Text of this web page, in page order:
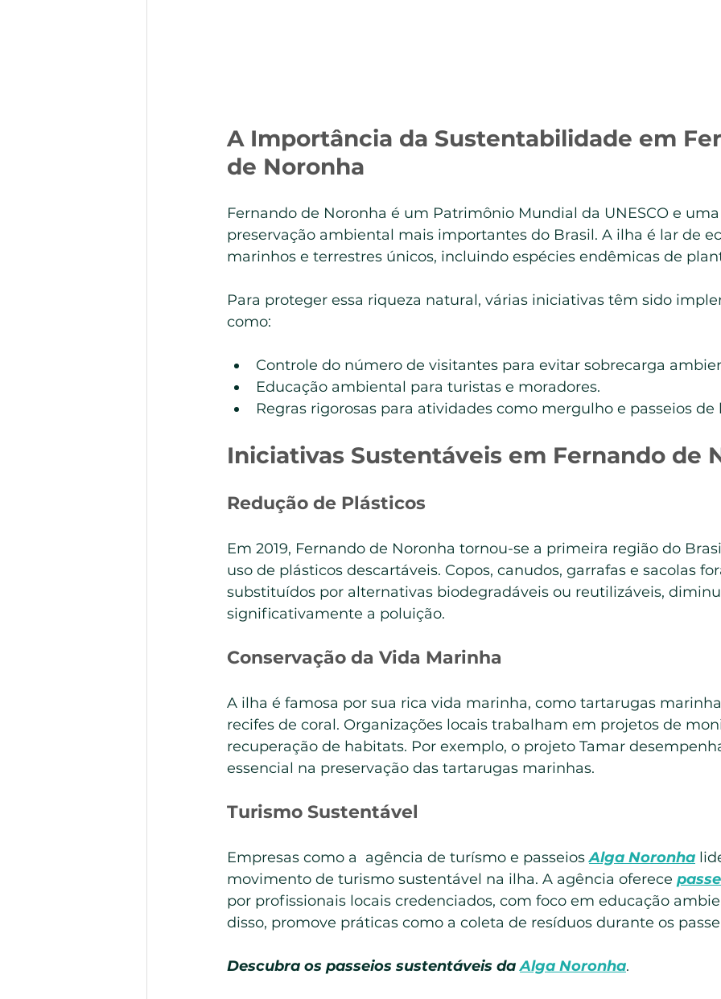
A Importância da Sustentabilidade em
de Noronha
Fernando de Noronha é um Patrimônio Mundial da UNESCO e
preservação ambiental mais importantes do Brasil. A ilha é lar de
marinhos e terrestres únicos, incluindo espécies endêmicas de
Para proteger essa riqueza natural, várias iniciativas têm sido
como:
Controle do número de visitantes para evitar sobrecarga
Educação ambiental para turistas e moradores.
Regras rigorosas para atividades como mergulho e passeios de
Iniciativas Sustentáveis em Fernando de
Redução de Plásticos
Em 2019, Fernando de Noronha tornou-se a primeira região do
uso de plásticos descartáveis. Copos, canudos, garrafas e sacolas
substituídos por alternativas biodegradáveis ou reutilizáveis,
significativamente a poluição.
Conservação da Vida Marinha
A ilha é famosa por sua rica vida marinha, como tartarugas
recifes de coral. Organizações locais trabalham em projetos de
recuperação de habitats. Por exemplo, o projeto Tamar
essencial na preservação das tartarugas marinhas.
Turismo Sustentável
Empresas como a  agência de turísmo e passeios Alga Noronha
movimento de turismo sustentável na ilha. A agência oferece
por profissionais locais credenciados, com foco em educação
disso, promove práticas como a coleta de resíduos durante os
Descubra os passeios sustentáveis da Alga Noronha.